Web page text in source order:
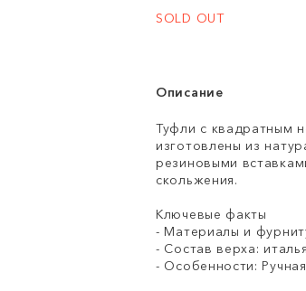
SOLD OUT
Описание
Туфли с квадратным
изготовлены из
резиновыми
скольжения.
Ключевые факты
- Материалы и
- Состав верха:
- Особенности: